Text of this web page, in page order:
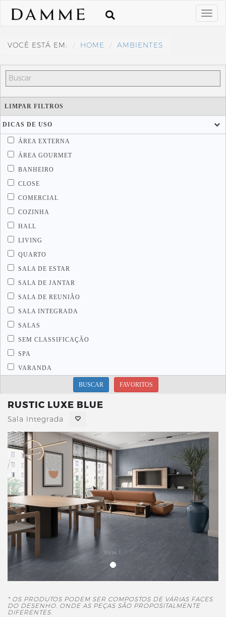
VOCÊ ESTÁ EM: HOME AMBIENTES
LIMPAR FILTROS
DICAS DE USO
ÁREA EXTERNA
ÁREA GOURMET
BANHEIRO
CLOSE
COMERCIAL
COZINHA
HALL
LIVING
QUARTO
SALA DE ESTAR
SALA DE JANTAR
SALA DE REUNIÃO
SALA INTEGRADA
SALAS
SEM CLASSIFICAÇÃO
SPA
VARANDA
BUSCAR FAVORITOS
RUSTIC LUXE BLUE
Sala Integrada
Vista 1
* OS PRODUTOS PODEM SER COMPOSTOS DE VÁRIAS FACES
DO DESENHO, ONDE AS PEÇAS SÃO PROPOSITALMENTE
DIFERENTES.